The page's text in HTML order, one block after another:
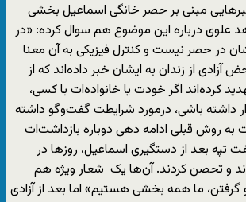
مبنی بر حصر خانگی اسماعیل بخشی
علوی درباره این موضوع هم سوال کرده: «در
در حصر نیست و کنترل فیزیکی به آن معنا
آزادی از زندان به ایشان خبر داده‌اند که از
کرده‌اند اگر خودت یا خانواده‌ات با کسی،
داشته باشی، درمورد شرایطت گفت‌وگو داشته
به روش قبلی ادامه دهی دوباره بازداشت‌ات
تپه بعد از دستگیری اسماعیل، روزها در
و تحصن کردند. آن‌ها یک شعار ویژه هم
گرفتن، ما همه بخشی هستیم» اما بعد از آزادی